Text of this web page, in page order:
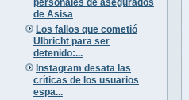
de Asisa
Los fallos que cometió
Ulbricht para ser
detenido:...
Instagram desata las
críticas de los usuarios
espa...